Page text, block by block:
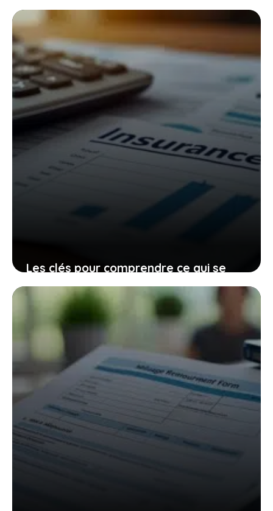
bien comprendre votre contrat
d’assurance change tout pour votre
indemnisation
24 décembre 2025
Les clés pour comprendre ce qui se
passe si vous déclarez un sinistre sans
répondre aux suites demandées
23 décembre 2025